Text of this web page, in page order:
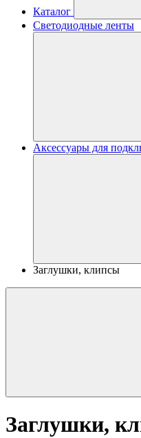
Каталог
Светодиодные ленты
Аксессуары для
Заглушки, клипсы
Заглушки,